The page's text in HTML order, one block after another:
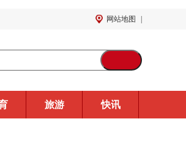
网站地图
旅游 快讯